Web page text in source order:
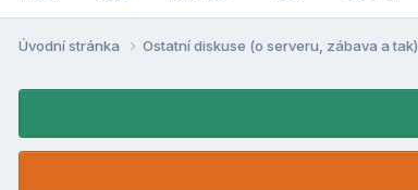
Úvodní stránka Ostatní diskuse (o serveru, zábava a tak)